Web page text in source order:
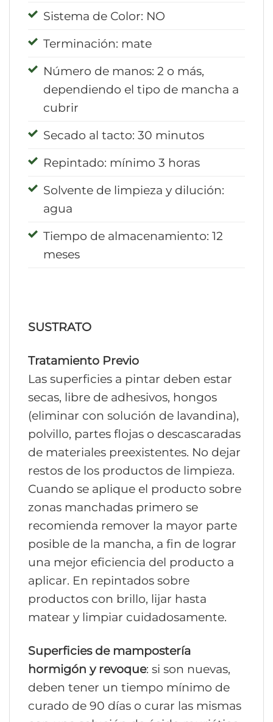
Sistema de Color: NO
Terminación: mate
Número de manos: 2 o más,
dependiendo el tipo de mancha a
cubrir
Secado al tacto: 30 minutos
Repintado: mínimo 3 horas
Solvente de limpieza y dilución:
agua
Tiempo de almacenamiento: 12
meses
SUSTRATO
Tratamiento Previo
Las superficies a pintar deben estar
secas, libre de adhesivos, hongos
(eliminar con solución de lavandina),
polvillo, partes flojas o descascaradas
de materiales preexistentes. No dejar
restos de los productos de limpieza.
Cuando se aplique el producto sobre
zonas manchadas primero se
recomienda remover la mayor parte
posible de la mancha, a fin de lograr
una mejor eficiencia del producto a
aplicar. En repintados sobre
productos con brillo, lijar hasta
matear y limpiar cuidadosamente.
Superficies de mampostería
hormigón y revoque: si son nuevas,
deben tener un tiempo mínimo de
curado de 90 días o curar las mismas